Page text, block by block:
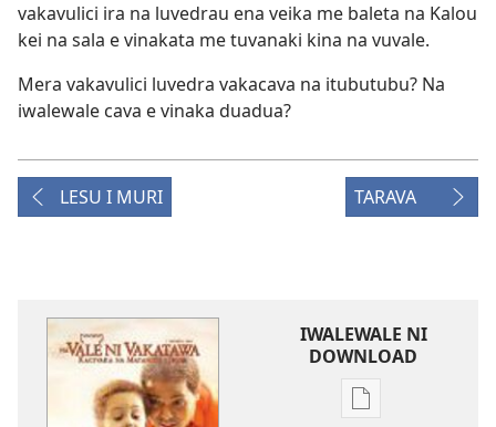
vakavulici ira na luvedrau ena veika me baleta na Kalou
kei na sala e vinakata me tuvanaki kina na vuvale.
Mera vakavulici luvedra vakacava na itubutubu? Na
iwalewale cava e vinaka duadua?
LESU I MURI TARAVA
IWALEWALE NI
DOWNLOAD
Sala